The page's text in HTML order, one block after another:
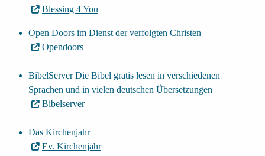
Blessing 4 You
Open Doors im Dienst der verfolgten Christen
Opendoors
BibelServer Die Bibel gratis lesen in verschiedenen
Sprachen und in vielen deutschen Übersetzungen
Bibelserver
Das Kirchenjahr
Ev. Kirchenjahr